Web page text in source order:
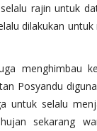
rajin untuk
dilakukan
menghimbau
Posyandu
untuk selalu
sekarang